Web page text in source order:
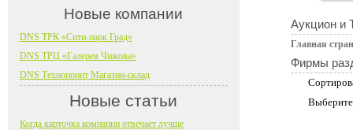
Аукцион и
Главная
Фирмы
Новые компании
DNS ТРК «Сити-парк Град»
DNS ТРЦ «Галерея Чижова»
DNS Технопоинт Магазин-склад
Новые статьи
Когда карточка компании отвечает лучше